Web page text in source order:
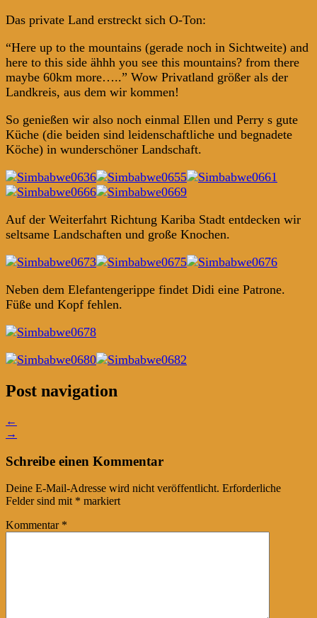
Das private Land erstreckt sich O-Ton:
“Here up to the mountains (gerade noch in Sichtweite) and
here to this side ähhh you see this mountains? from there
maybe 60km more…..” Wow Privatland größer als der
Landkreis, aus dem wir kommen!
So genießen wir also noch einmal Ellen und Perry s gute
Küche (die beiden sind leidenschaftliche und begnadete
Köche) in wunderschöner Landschaft.
Auf der Weiterfahrt Richtung Kariba Stadt entdecken wir
seltsame Landschaften und große Knochen.
Neben dem Elefantengerippe findet Didi eine Patrone.
Füße und Kopf fehlen.
Post navigation
←
→
Schreibe einen Kommentar
Deine E-Mail-Adresse wird nicht veröffentlicht. Erforderliche
Felder sind mit * markiert
Kommentar *